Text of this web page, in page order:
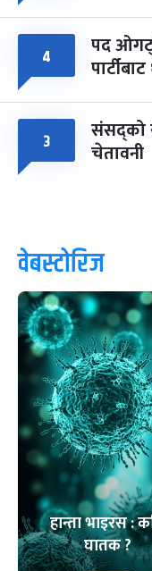
४ पद
३ संसद्को
चेतावनी
वेबस्टोरिज
हान्ता भाइरस :
घातक ?